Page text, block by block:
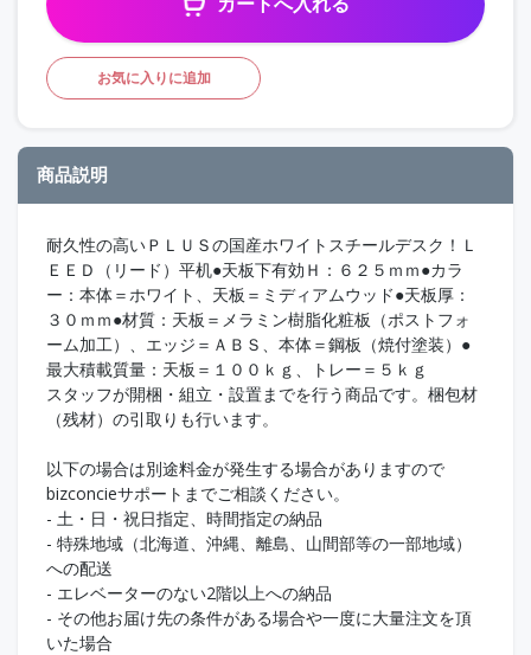
お気に入りに追加
商品説明
耐久性の高いＰＬＵＳの国産ホワイトスチールデスク！Ｌ
ＥＥＤ（リード）平机●天板下有効Ｈ：６２５ｍｍ●カラ
ー：本体＝ホワイト、天板＝ミディアムウッド●天板厚：
３０ｍｍ●材質：天板＝メラミン樹脂化粧板（ポストフォ
ーム加工）、エッジ＝ＡＢＳ、本体＝鋼板（焼付塗装）●
最大積載質量：天板＝１００ｋｇ、トレー＝５ｋｇ
スタッフが開梱・組立・設置までを行う商品です。梱包材
（残材）の引取りも行います。
以下の場合は別途料金が発生する場合がありますので
bizconcieサポートまでご相談ください。
- 土・日・祝日指定、時間指定の納品
- 特殊地域（北海道、沖縄、離島、山間部等の一部地域）
への配送
- エレベーターのない2階以上への納品
- その他お届け先の条件がある場合や一度に大量注文を頂
いた場合